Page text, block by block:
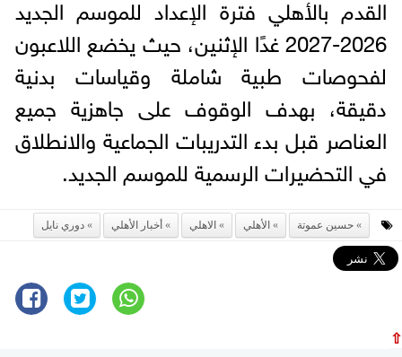
القدم بالأهلي فترة الإعداد للموسم الجديد
2026-2027 غدًا الإثنين، حيث يخضع اللاعبون
لفحوصات طبية شاملة وقياسات بدنية
دقيقة، بهدف الوقوف على جاهزية جميع
العناصر قبل بدء التدريبات الجماعية والانطلاق
في التحضيرات الرسمية للموسم الجديد.
حسين عموتة الأهلي الاهلي أخبار الأهلي دوري نايل
⇧